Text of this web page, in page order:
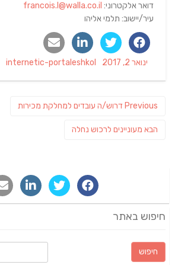
דואר אלקטרוני: francois.l@walla.co.il
עיר/יישוב: תלמי אליהו
Posted
ינואר 2, 2017 Author
internetic-portaleshkol
Previous
Previous
דרוש/ה עובדים למחלקת מכירות
הבא פוסט
מעוניינים לרכוש נחלה
חיפוש באתר
חיפוש: